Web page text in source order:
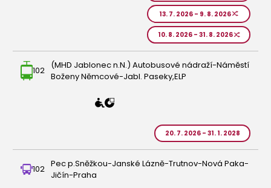
13. 7. 2026 - 9. 8. 2026
10. 8. 2026 - 31. 8. 2026
102
(MHD Jablonec n.N.) Autobusové nádraží-Náměstí
Boženy Němcové-Jabl. Paseky,ELP
20. 7. 2026 - 31. 1. 2028
102 Pec p.Sněžkou-Janské Lázně-Trutnov-Nová Paka-
Jičín-Praha